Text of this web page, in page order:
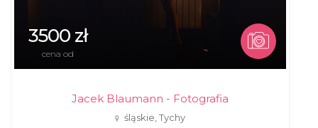
3500 zł
cena od
Jacek Blaumann - Fotografia
śląskie, Tychy